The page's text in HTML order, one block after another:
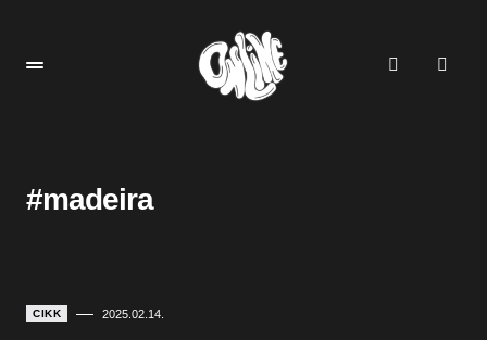
#madeira
CIKK 2025.02.14.